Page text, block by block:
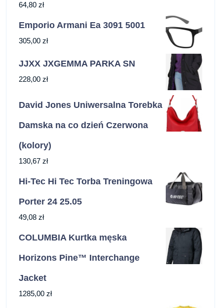
64,80 zł
Emporio Armani Ea 3091 5001
305,00 zł
JJXX JXGEMMA PARKA SN
228,00 zł
David Jones Uniwersalna Torebka
Damska na co dzień Czerwona
(kolory)
130,67 zł
Hi-Tec Hi Tec Torba Treningowa
Porter 24 25.05
49,08 zł
COLUMBIA Kurtka męska
Horizons Pine™ Interchange
Jacket
1285,00 zł